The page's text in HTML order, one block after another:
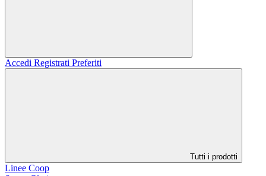
Accedi Registrati Preferiti
Tutti i prodotti
Linee Coop